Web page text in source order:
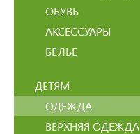
ОБУВЬ
АКСЕССУАРЫ
БЕЛЬЕ
ДЕТЯМ
ОДЕЖДА
ВЕРХНЯЯ ОДЕЖДА